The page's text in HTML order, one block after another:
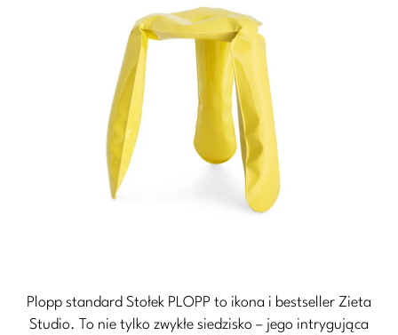
Plopp standard Stołek PLOPP to ikona i bestseller Zieta
Studio. To nie tylko zwykłe siedzisko – jego intrygująca